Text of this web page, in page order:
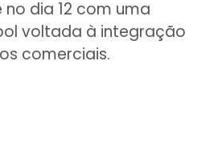
dia 12 com uma
voltada à integração
comerciais.